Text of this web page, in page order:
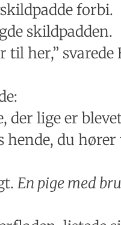
forbi.
skildpadden.
til her,”
der lige er
hende, du hører
En pige med